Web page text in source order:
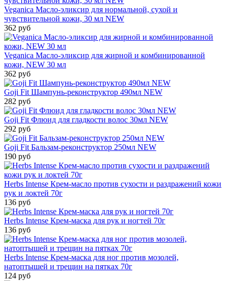
Veganica Масло-эликсир для нормальной, сухой и
чувствительной кожи, 30 мл NEW
362 руб
Veganica Масло-эликсир для жирной и комбинированной
кожи, NEW 30 мл
362 руб
Goji Fit Шампунь-реконструктор 490мл NEW
282 руб
Goji Fit Флюид для гладкости волос 30мл NEW
292 руб
Goji Fit Бальзам-реконструктор 250мл NEW
190 руб
Herbs Intense Крем-масло против сухости и раздражений кожи
рук и локтей 70г
136 руб
Herbs Intense Крем-маска для рук и ногтей 70г
136 руб
Herbs Intense Крем-маска для ног против мозолей,
натоптышей и трещин на пятках 70г
124 руб